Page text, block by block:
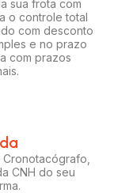
sua frota com
o controle total
com desconto
e no prazo
com prazos
CNH do seu